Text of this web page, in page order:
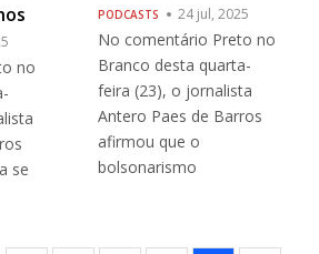
no
se
PODCASTS 24 jul, 2025
No comentário Preto no
Branco desta quarta-
feira (23), o jornalista
Antero Paes de Barros
afirmou que o
bolsonarismo